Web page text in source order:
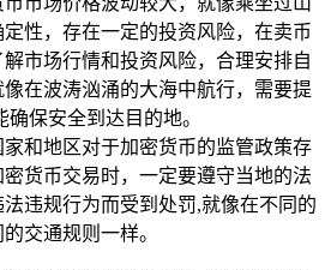
性，存在一定的投资风险，在卖币
市场行情和投资风险，合理安排自
在波涛汹涌的大海中航行，需要提
保安全到达目的地。
家和地区对于加密货币的监管政策存
货币交易时，一定要遵守当地的法
违规行为而受到处罚,就像在不同的
交通规则一样。